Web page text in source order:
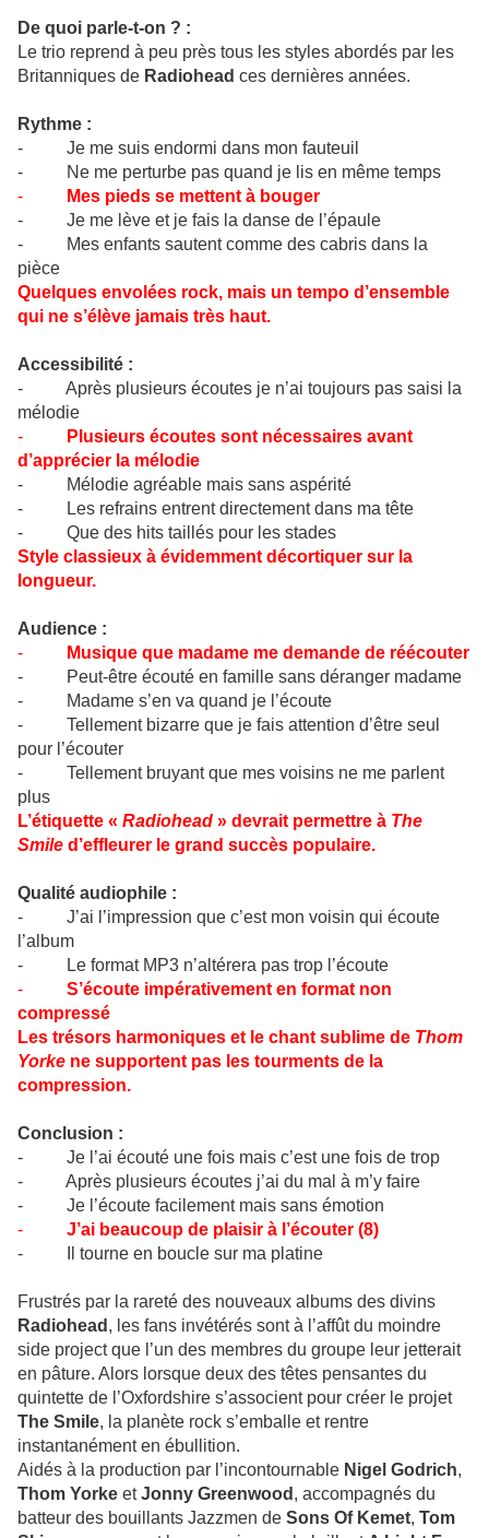
De quoi parle-t-on ? :
Le trio reprend à peu près tous les styles abordés par les
Britanniques de Radiohead ces dernières années.
Rythme :
- Je me suis endormi dans mon fauteuil
- Ne me perturbe pas quand je lis en même temps
-
Mes pieds se mettent à bouger
- Je me lève et je fais la danse de l’épaule
- Mes enfants sautent comme des cabris dans la
pièce
Quelques envolées rock, mais un tempo d’ensemble
qui ne s’élève jamais très haut.
Accessibilité :
- Après plusieurs écoutes je n’ai toujours pas saisi la
mélodie
-
Plusieurs écoutes sont nécessaires avant
d’apprécier la mélodie
- Mélodie agréable mais sans aspérité
- Les refrains entrent directement dans ma tête
- Que des hits taillés pour les stades
Style classieux à évidemment décortiquer sur la
longueur.
Audience :
-
Musique que madame me demande de réécouter
- Peut-être écouté en famille sans déranger madame
- Madame s’en va quand je l’écoute
- Tellement bizarre que je fais attention d’être seul
pour l’écouter
- Tellement bruyant que mes voisins ne me parlent
plus
L’étiquette « Radiohead » devrait permettre à The
Smile d’effleurer le grand succès populaire.
Qualité audiophile :
- J’ai l’impression que c’est mon voisin qui écoute
l’album
- Le format MP3 n’altérera pas trop l’écoute
- S’écoute impérativement en format non
compressé
Les trésors harmoniques et le chant sublime de Thom
Yorke ne supportent pas les tourments de la
compression.
Conclusion :
- Je l’ai écouté une fois mais c’est une fois de trop
- Après plusieurs écoutes j’ai du mal à m’y faire
- Je l’écoute facilement mais sans émotion
- J’ai beaucoup de plaisir à l’écouter (8)
- Il tourne en boucle sur ma platine
Frustrés par la rareté des nouveaux albums des divins
Radiohead , les fans invétérés sont à l’affût du moindre
side project que l’un des membres du groupe leur jetterait
en pâture. Alors lorsque deux des têtes pensantes du
quintette de l’Oxfordshire s’associent pour créer le projet
The Smile, la planète rock s’emballe et rentre
instantanément en ébullition.
Aidés à la production par l’incontournable Nigel Godrich,
Thom Yorke etJonny Greenwood , accompagnés du
batteur des bouillants Jazzmen de Sons Of Kemet, Tom